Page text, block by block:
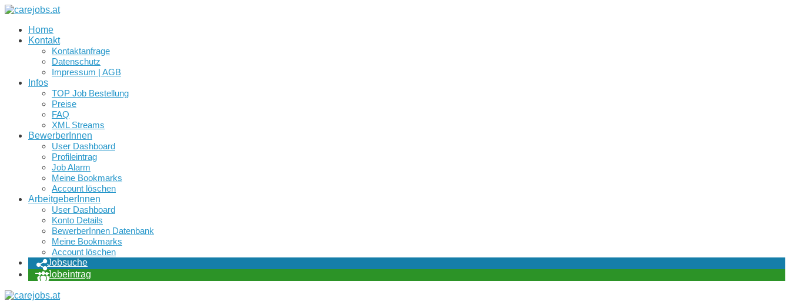
Home
Kontakt
Kontaktanfrage
Datenschutz
Impressum | AGB
Infos
TOP Job Bestellung
Preise
FAQ
XML Streams
BewerberInnen
User Dashboard
Profileintrag
Job Alarm
Meine Bookmarks
Account löschen
ArbeitgeberInnen
User Dashboard
Konto Details
BewerberInnen Datenbank
Meine Bookmarks
Account löschen
Jobsuche
Jobeintrag